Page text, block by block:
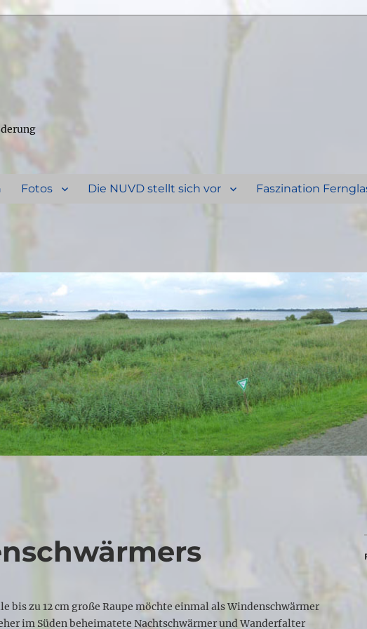
Fotos Die NUVD stellt sich vor Faszination
bis zu 12 cm große Raupe möchte einmal als Windenschwärmer
im Süden beheimatete Nachtschwärmer und Wanderfalter